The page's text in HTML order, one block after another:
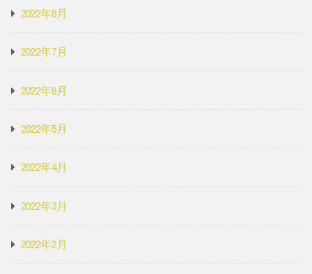
2022年8月
2022年7月
2022年6月
2022年5月
2022年4月
2022年3月
2022年2月